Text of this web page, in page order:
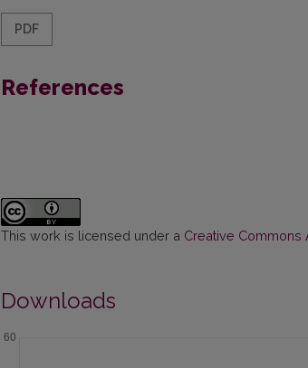
PDF
References
This work is licensed under a Creative Commons
Downloads